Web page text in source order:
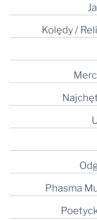
Kolędy /
Phasma